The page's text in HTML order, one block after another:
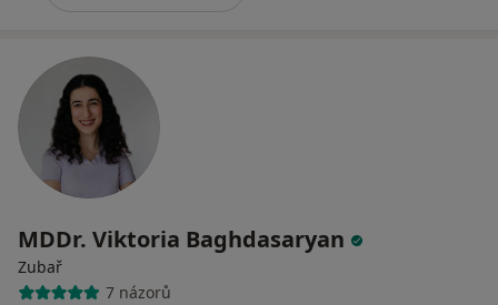
MDDr. Viktoria Baghdasaryan
Zubař
7 názorů